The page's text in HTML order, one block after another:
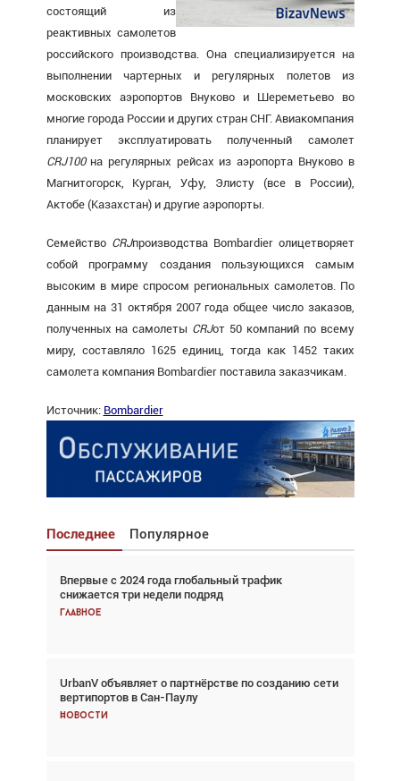
состоящий из
реактивных самолетов
российского производства. Она специализируется на
выполнении чартерных и регулярных полетов из
московских аэропортов Внуково и Шереметьево во
многие города России и других стран СНГ. Авиакомпания
планирует эксплуатировать полученный самолет
CRJ100 на регулярных рейсах из аэропорта Внуково в
Магнитогорск, Курган, Уфу, Элисту (все в России),
Актобе (Казахстан) и другие аэропорты.
Семейство CRJпроизводства Bombardier олицетворяет
собой программу создания пользующихся самым
высоким в мире спросом региональных самолетов. По
данным на 31 октября 2007 года общее число заказов,
полученных на самолеты CRJот 50 компаний по всему
миру, составляло 1625 единиц, тогда как 1452 таких
самолета компания Bombardier поставила заказчикам.
Источник: Bombardier
Последнее Популярное
Впервые с 2024 года глобальный трафик
снижается три недели подряд
Главное
UrbanV объявляет о партнёрстве по созданию сети
вертипортов в Сан-Паулу
Новости
Взгляд с высоты: тандем вертолётов и БПЛА в
спасательных операциях
Главное
Авиационный фотограф Дэйв Кох: «Фотография
говорит сама за себя... а ИИ всё портит»
Новости